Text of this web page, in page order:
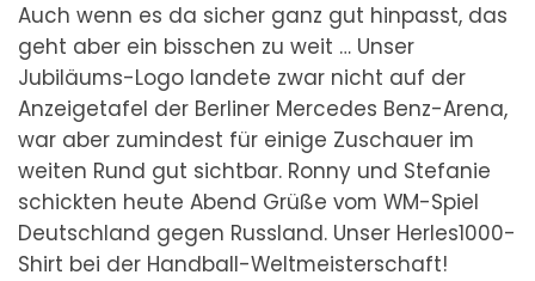
Auch wenn es da sicher ganz gut hinpasst, das
geht aber ein bisschen zu weit … Unser
Jubiläums-Logo landete zwar nicht auf der
Anzeigetafel der Berliner Mercedes Benz-Arena,
war aber zumindest für einige Zuschauer im
weiten Rund gut sichtbar. Ronny und Stefanie
schickten heute Abend Grüße vom WM-Spiel
Deutschland gegen Russland. Unser Herles1000-
Shirt bei der Handball-Weltmeisterschaft!